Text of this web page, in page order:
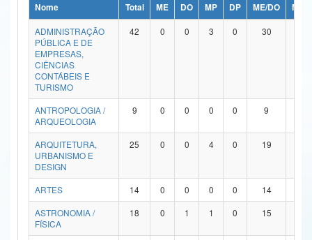
Ministério da Ciência, Tecnologia, Inovações e Comunicações
Ministério do Meio Ambiente
Ministério do Turismo
Ministério do Desenvolvimento Regional
Controladoria-Geral da União
Ministério da Mulher, da Família e dos Direitos Humanos
Secretaria de Governo
Nome Total ME DO MP DP ME/DO
MP/
ADMINISTRAÇÃO
PÚBLICA E DE
EMPRESAS,
CIÊNCIAS
CONTÁBEIS E
TURISMO
42 0 0 3 0 30
ANTROPOLOGIA /
ARQUEOLOGIA
9 0 0 0 0 9
ARQUITETURA,
URBANISMO E
DESIGN
25 0 0 4 0 19
ARTES 14 0 0 0 0 14
ASTRONOMIA /
FÍSICA
18 0 1 1 0 15